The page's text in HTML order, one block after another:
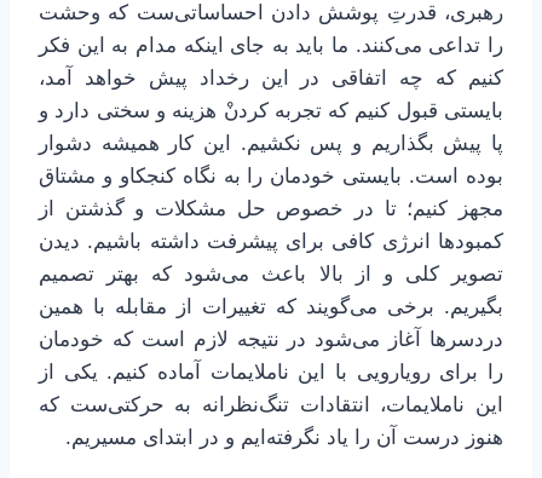
رهبری، قدرتِ پوشش دادن احساساتی‌ست که وحشت
را تداعی می‌کنند. ما باید به جای اینکه مدام به این فکر
کنیم که چه اتفاقی در این رخداد پیش خواهد آمد،
بایستی قبول کنیم که تجربه کردنْ هزینه و سختی دارد و
پا پیش بگذاریم و پس نکشیم. این کار همیشه دشوار
بوده است. بایستی خودمان را به نگاه کنجکاو و مشتاق
مجهز کنیم؛ تا در خصوص حل مشکلات و گذشتن از
کمبودها انرژی کافی برای پیشرفت داشته باشیم. دیدن
تصویر کلی و از بالا باعث می‌شود که بهتر تصمیم
بگیریم. برخی می‌گویند که تغییرات از مقابله با همین
دردسرها آغاز می‌شود در نتیجه لازم است که خودمان
را برای رویارویی با این ناملایمات آماده کنیم. یکی از
این ناملایمات، انتقادات تنگ‌نظرانه به حرکتی‌ست که
هنوز درست آن را یاد نگرفته‌ایم و در ابتدای مسیریم.